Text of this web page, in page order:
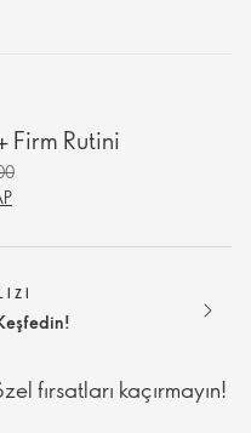
Firm Rutini
fırsatları kaçırmayın!